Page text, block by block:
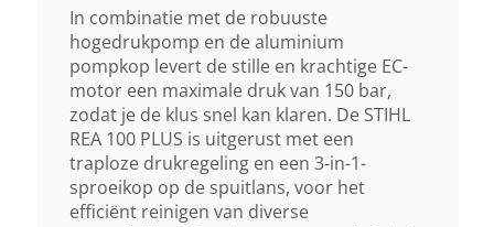
In combinatie met de robuuste
hogedrukpomp en de aluminium
pompkop levert de stille en krachtige EC-
motor een maximale druk van 150 bar,
zodat je de klus snel kan klaren. De STIHL
REA 100 PLUS is uitgerust met een
traploze drukregeling en een 3-in-1-
sproeikop op de spuitlans, voor het
efficiënt reinigen van diverse
75 DB
Gewicht (droog)
6,5 Kg
Autonomie Met Ap 200
12 Min